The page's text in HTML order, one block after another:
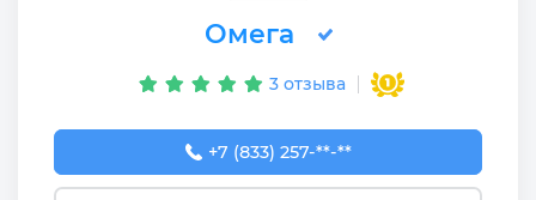
Омега
3 отзыва
+7 (833) 257-95-05
+7 (833) 257-**-**